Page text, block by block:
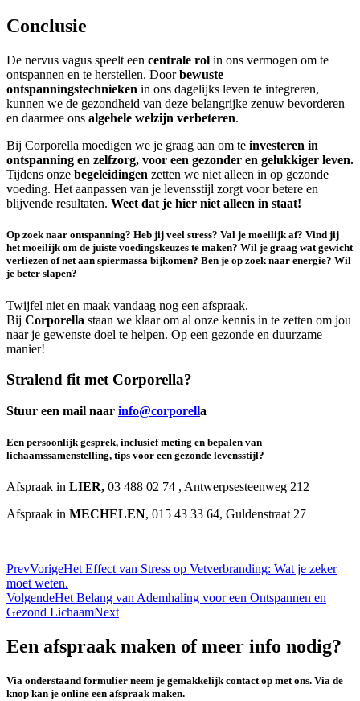
Conclusie
De nervus vagus speelt een centrale rol in ons vermogen om te
ontspannen en te herstellen. Doorbewuste
ontspanningstechnieken in ons dagelijks leven te integreren,
kunnen we de gezondheid van deze belangrijke zenuw bevorderen
en daarmee ons algehele welzijn verbeteren.
Bij Corporella moedigen we je graag aan om te investeren in
ontspanning en zelfzorg, voor een gezonder en gelukkiger leven.
Tijdens onze begeleidingen zetten we niet alleen in op gezonde
voeding. Het aanpassen van je levensstijl zorgt voor betere en
blijvende resultaten. Weet dat je hier niet alleen in staat!
Op zoek naar ontspanning? Heb jij veel stress? Val je moeilijk af? Vind jij
het moeilijk om de juiste voedingskeuzes te maken? Wil je graag wat gewicht
verliezen of net aan spiermassa bijkomen? Ben je op zoek naar energie? Wil
je beter slapen?
Twijfel niet en maak vandaag nog een afspraak.
Bij Corporella staan we klaar om al onze kennis in te zetten om jou
naar je gewenste doel te helpen. Op een gezonde en duurzame
manier!
Stralend fitmet Corporella?
Stuur een mail naar info@corporella
Een persoonlijk gesprek, inclusief meting en bepalen van
lichaamssamenstelling, tips voor een gezonde levensstijl?
Afspraak in LIER, 03 488 02 74 , Antwerpsesteenweg 212
Afspraak in MECHELEN, 015 43 33 64, Guldenstraat 27
PrevVorigeHet Effect van Stress op Vetverbranding: Wat je zeker
moet weten.
VolgendeHet Belang van Ademhaling voor een Ontspannen en
Gezond LichaamNext
Een afspraak maken of meer info nodig?
Via onderstaand formulier neem je gemakkelijk contact op met ons. Via de
knop kan je online een afspraak maken.